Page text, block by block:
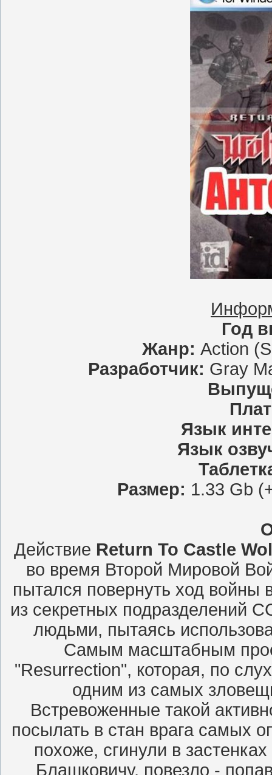
Год
Жанр: Action
Разработчик: Gray
Язык
Язык
Размер: 1.33 Gb
Действие Return To Castle
во время Второй Мировой
пытался повернуть ход войны
из секретных подразделений
людьми, пытаясь
Самым масштабным
"Resurrection", которая, по
одним из самых
Встревоженные такой
посылать в стан врага самых
похоже, сгинули в
Блашковичу, повезло -